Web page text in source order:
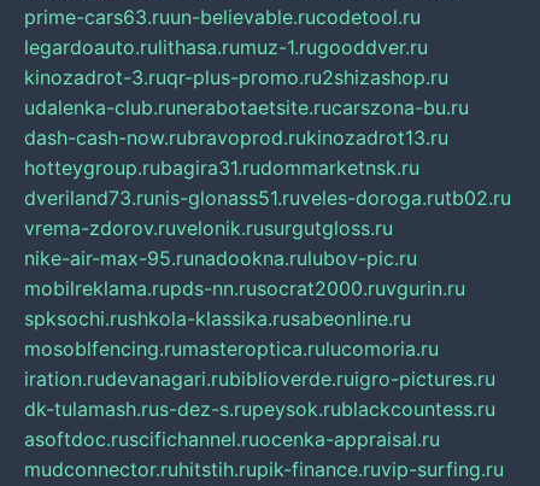
prime-cars63.ruun-believable.rucodetool.ru
legardoauto.rulithasa.rumuz-1.rugooddver.ru
kinozadrot-3.ruqr-plus-promo.ru2shizashop.ru
udalenka-club.runerabotaetsite.rucarszona-bu.ru
dash-cash-now.rubravoprod.rukinozadrot13.ru
hotteygroup.rubagira31.rudommarketnsk.ru
dveriland73.runis-glonass51.ruveles-doroga.rutb02.ru
vrema-zdorov.ruvelonik.rusurgutgloss.ru
nike-air-max-95.runadookna.rulubov-pic.ru
mobilreklama.rupds-nn.rusocrat2000.ruvgurin.ru
spksochi.rushkola-klassika.rusabeonline.ru
mosoblfencing.rumasteroptica.rulucomoria.ru
iration.rudevanagari.rubiblioverde.ruigro-pictures.ru
dk-tulamash.rus-dez-s.rupeysok.rublackcountess.ru
asoftdoc.ruscifichannel.ruocenka-appraisal.ru
mudconnector.ruhitstih.rupik-finance.ruvip-surfing.ru